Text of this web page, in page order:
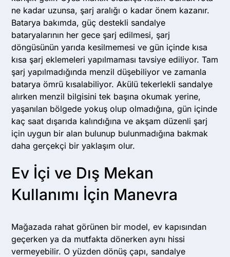
ne kadar uzunsa, şarj aralığı o kadar önem kazanır.
Batarya bakımda, güç destekli sandalye
bataryalarının her gece şarj edilmesi, şarj
döngüsünün yarıda kesilmemesi ve gün içinde kısa
kısa şarj eklemeleri yapılmaması tavsiye ediliyor. Tam
şarj yapılmadığında menzil düşebiliyor ve zamanla
batarya ömrü kısalabiliyor. Akülü tekerlekli sandalye
alırken menzil bilgisini tek başına okumak yerine,
yaşanılan bölgede yokuş olup olmadığına, gün içinde
kaç saat dışarıda kalındığına ve akşam düzenli şarj
için uygun bir alan bulunup bulunmadığına bakmak
daha gerçekçi bir yaklaşım olur.
Ev İçi ve Dış Mekan
Kullanımı İçin Manevra
Mağazada rahat görünen bir model, ev kapısından
geçerken ya da mutfakta dönerken aynı hissi
vermeyebilir. O yüzden dönüş çapı, sandalye